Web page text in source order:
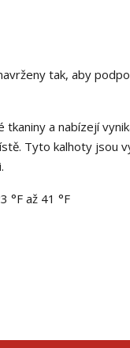
tak, aby
a nabízejí
Tyto kalhoty jsou
°F až 41 °F